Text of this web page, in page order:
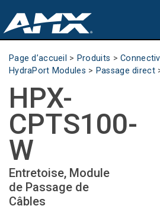
Produits
Partners
Où acheter
Formation
Support
Page d’accueil > Produits >
HydraPort Modules > Passage direct
HPX-
CPTS100-
W
Entretoise, Module
de Passage de
Câbles